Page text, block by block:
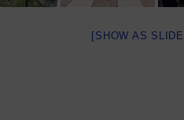
[SHOW AS